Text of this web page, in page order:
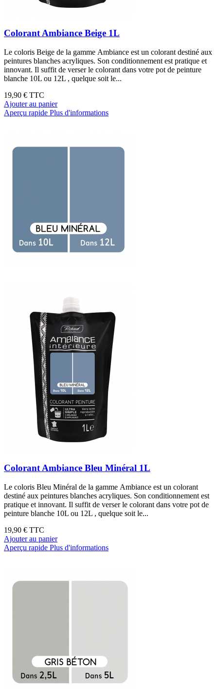
Colorant Ambiance Beige 1L
Le coloris Beige de la gamme Ambiance est un colorant destiné aux
peintures blanches acryliques. Son conditionnement est pratique et
innovant. Il suffit de verser le colorant dans votre pot de peinture
blanche 10L ou 12L , quelque soit le...
19,90 € TTC
Ajouter au panier
Aperçu rapide Plus d'informations
Colorant Ambiance Bleu Minéral 1L
Le coloris Bleu Minéral de la gamme Ambiance est un colorant
destiné aux peintures blanches acryliques. Son conditionnement est
pratique et innovant. Il suffit de verser le colorant dans votre pot de
peinture blanche 10L ou 12L , quelque soit le...
19,90 € TTC
Ajouter au panier
Aperçu rapide Plus d'informations